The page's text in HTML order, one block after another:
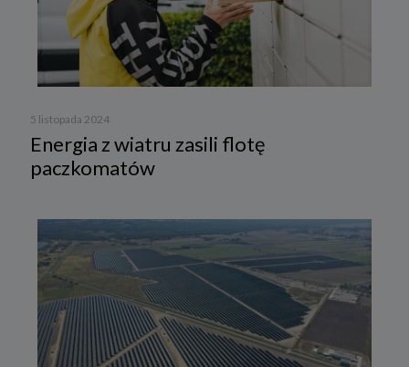
5 listopada 2024
Energia z wiatru zasili flotę
paczkomatów